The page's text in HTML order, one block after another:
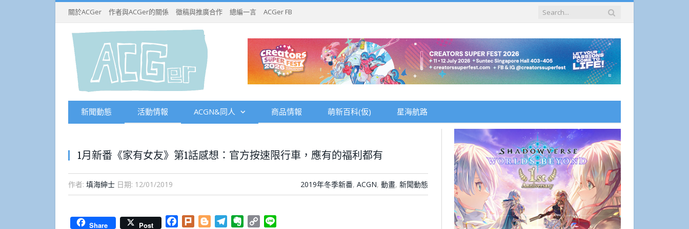
關於ACGer 作者與ACGer的關係 徵稿與推廣合作 總編一言 ACGer FB
新聞動態 活動情報 ACGN&同人 商品情報 萌新百科(仮) 星海航路
1月新番《家有女友》第1話感想：官方按速限行車，應有的福利都有
作者: 填海紳士 日期: 12/01/2019 2019年冬季新番, ACGN, 動畫, 新聞動態
Share Post Facebook
Plurk BloggerTelegramEvernote
Copy